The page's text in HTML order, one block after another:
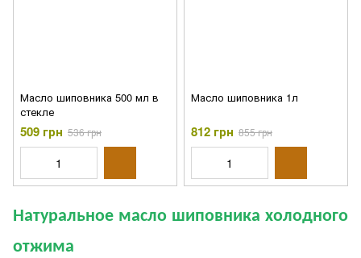
Масло шиповника 500 мл в
стекле
509 грн 536 грн
Масло шиповника 1л
812 грн 855 грн
Натуральное масло шиповника холодного
отжима